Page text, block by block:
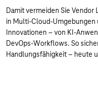
Damit vermeiden Sie
in Multi-Cloud-Umgebungen
Innovationen – von KI-
DevOps-Workflows. So
Handlungsfähigkeit – heute